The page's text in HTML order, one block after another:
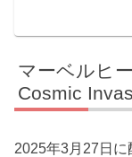
マーベルヒ
Cosmic
2025年3月27日